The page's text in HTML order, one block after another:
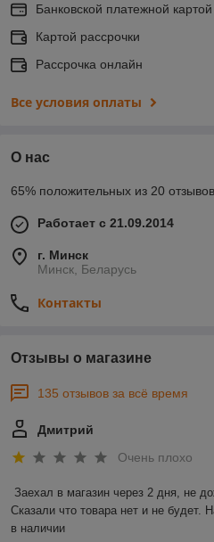
Банковской платежной картой
Картой рассрочки
Рассрочка онлайн
Все условия оплаты
О нас
65% положительных из 20
Работает с 21.09.2014
г. Минск
Минск, Беларусь
Контакты
Отзывы о магазине
135 отзывов за всё время
Дмитрий
Очень плохо
Заехал в магазин через 2 дня, не
Сказали что товара нет и не будет.
в наличии